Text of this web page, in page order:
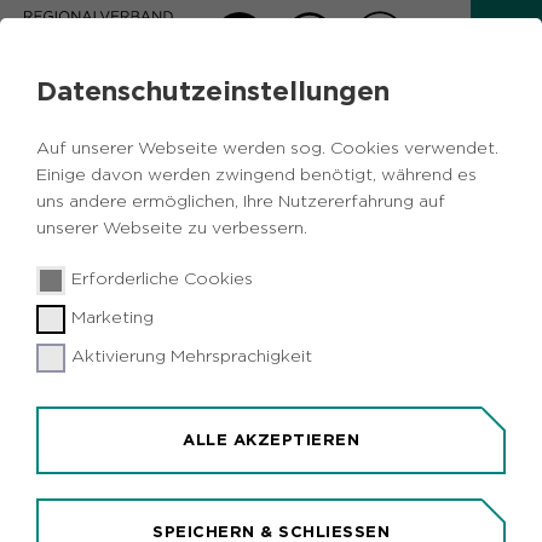
Datenschutzeinstellungen
Auf unserer Webseite werden sog. Cookies verwendet.
Einige davon werden zwingend benötigt, während es
uns andere ermöglichen, Ihre Nutzererfahrung auf
unserer Webseite zu verbessern.
Erforderliche Cookies
Marketing
Aktivierung Mehrsprachigkeit
ALLE AKZEPTIEREN
SPEICHERN & SCHLIESSEN
PRESSEMITTEILUNGEN
ROUTE DER INDUSTRIEKULTUR
04.06.2024 Route der Industriekultur
RVR und Jahrhunderthalle Bochum laden zum
Fahrradsommer ein / Kostenlose
Tourenangebote im Juni